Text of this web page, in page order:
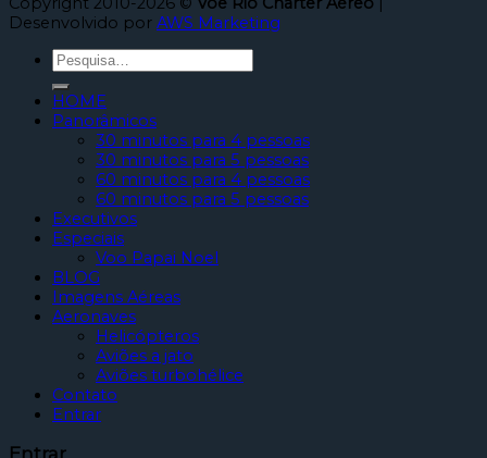
Desenvolvido por AWS Marketing
HOME
Panorâmicos
30 minutos para 4 pessoas
30 minutos para 5 pessoas
60 minutos para 4 pessoas
60 minutos para 5 pessoas
Executivos
Especiais
Voo Papai Noel
BLOG
Imagens Aéreas
Aeronaves
Helicópteros
Aviões a jato
Aviões turbohélice
Contato
Entrar
Entrar